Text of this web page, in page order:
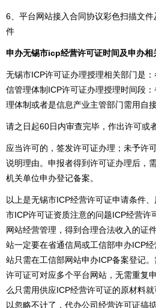
6、平台网站接入合同协议彩色扫描文
件
申办无锡市icp经营许可证时间及申办相
无锡市ICP许可证办理授理相关部门是
信管理体制ICP许可证办理授理时间段
理体制或者是信息产业主管部门需用自
请之日起60日内审查完毕，作出许可或
应当许可的，签发许可证办理；未予许
说明理由。申报者得到许可证办理后，
机关单位申办登记备案。
以上是无锡市ICP经营许可证申请条件
市ICP许可证资质注意的问题ICP经营许
网站经营管理，得到合理合法收入的证
站一定要在省通信局或工信部申办ICP
站只需在工信部网站申办ICP备案登记
许可证可对应多个平台网站，无需重复
么只需用供应ICP经营许可证的原材料
以忽略不计了，代办公司经营许可证搞